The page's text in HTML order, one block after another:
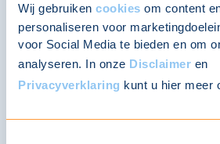
Wij gebruiken cookies om content
personaliseren voor
voor Social Media te bieden en om
analyseren. In onze Disclaimer en
Privacyverklaring kunt u hier meer
Download